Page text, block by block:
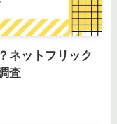
ネットフリック
査